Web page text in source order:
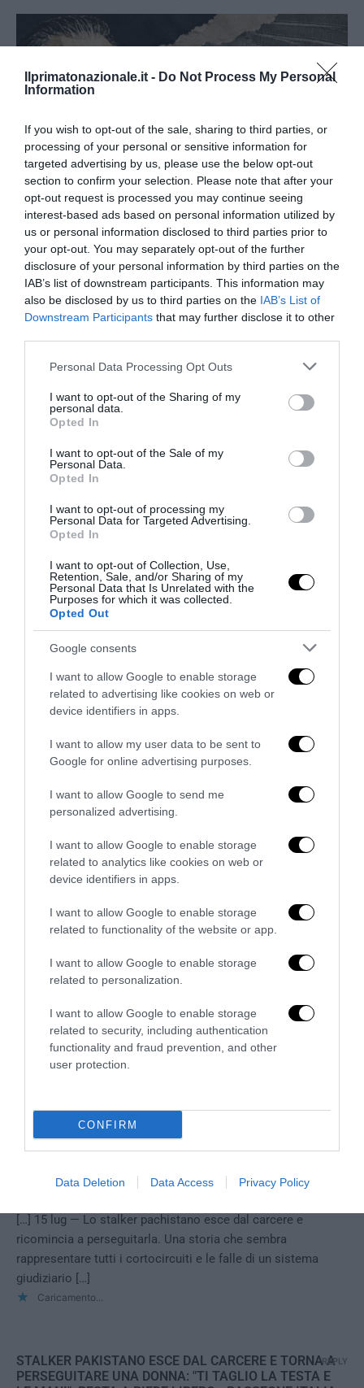
Ilprimatonazionale.it - Do Not Process My Personal
Information
If you wish to opt-out of the sale, sharing to third parties, or
processing of your personal or sensitive information for
targeted advertising by us, please use the below opt-out
section to confirm your selection. Please note that after your
opt-out request is processed you may continue seeing
interest-based ads based on personal information utilized by
us or personal information disclosed to third parties prior to
your opt-out. You may separately opt-out of the further
disclosure of your personal information by third parties on the
IAB’s list of downstream participants. This information may
also be disclosed by us to third parties on the IAB’s List of
Downstream Participants that may further disclose it to other
Please note that this website/app uses one or more Google
not limited to your visit or usage behaviour. You may click to
grant or deny consent to Google and its third-party tags to
use your data for below specified purposes in below Google
consent section.
Personal Data Processing Opt Outs
I want to opt-out of the Sharing of my
personal data.
Opted In
I want to opt-out of the Sale of my
Personal Data.
Opted In
I want to opt-out of processing my
Personal Data for Targeted Advertising.
Opted In
I want to opt-out of Collection, Use,
Retention, Sale, and/or Sharing of my
Personal Data that Is Unrelated with the
Purposes for which it was collected.
Opted Out
Google consents
I want to allow Google to enable storage
related to advertising like cookies on web or
device identifiers in apps.
I want to allow my user data to be sent to
Google for online advertising purposes.
I want to allow Google to send me
personalized advertising.
I want to allow Google to enable storage
related to analytics like cookies on web or
device identifiers in apps.
I want to allow Google to enable storage
related to functionality of the website or app.
I want to allow Google to enable storage
related to personalization.
I want to allow Google to enable storage
related to security, including authentication
functionality and fraud prevention, and other
user protection.
CONFIRM
Data Deletion Data Access Privacy Policy
Strage di Bologna, Borsellino e mafia-appalti: i segreti
che lo Stato deve finalmente chiarire
29 Luglio 2026
No Kings, Palazzo Ducale si dissocia e punta il dito sul
Comune di Genova
28 Luglio 2026
Ristrutturazione completa di appartamenti
3 COMMENTS
ANTERO
20 Giugno 2017 - 10:40
Ben fatto !
"TI TAGLIO LA TESTA E LE MANI": LO STALKER
IMMIGRATO ESCE DI PRIGIONE E TORNA A
[…] 15 lug — Lo stalker pachistano esce dal carcere e
ricomincia a perseguitarla. Una storia che sembra
rappresentare tutti i cortocircuiti e le falle di un sistema
giudiziario […]
Caricamento...
STALKER PAKISTANO ESCE DAL CARCERE E TORNA A
PERSEGUITARE UNA DONNA: "TI TAGLIO LA TESTA E
REPLY